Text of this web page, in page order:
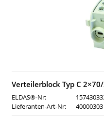
Verteilerblock Typ C
ELDAS®-Nr:
Lieferanten-Art-Nr:
40000303